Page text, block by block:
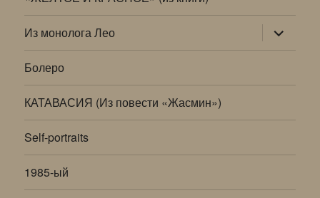
Из монолога Лео раскрыть
дочернее
меню
Болеро
КАТАВАСИЯ (Из повести «Жасмин»)
Self-portraits
1985-ый